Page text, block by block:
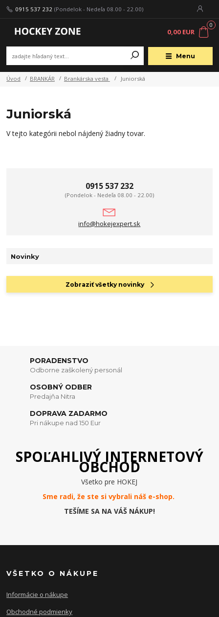
Menu
0915 537 232 (Pondelok - Nedeľa 08.00 - 22.00)
0
0,00 EUR
Úvod BRANKÁR Brankárska vesta Juniorská
Juniorská
V tejto kategórii nebol nájdený žiadny tovar.
0915 537 232
(Pondelok - Nedeľa 08.00 - 22.00)
info@hokejexpert.sk
Novinky
Zobraziť všetky novinky
PORADENSTVO
Odborne zaškolený personál
OSOBNÝ ODBER
Predajňa Nitra
DOPRAVA ZADARMO
Pri nákupe nad 150 Eur
SPOĽAHLIVÝ INTERNETOVÝ
OBCHOD
Všetko pre HOKEJ
Sme radi, že ste si vybrali náš e-shop.
TEŠÍME SA NA VÁŠ NÁKUP!
VŠETKO O NÁKUPE
Informácie o nákupe
Obchodné podmienky